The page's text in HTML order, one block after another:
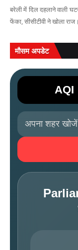
बरेली में दिल दहलाने वाली
फेंका, सीसीटीवी ने खोला
मौसम अपडेट
AQI